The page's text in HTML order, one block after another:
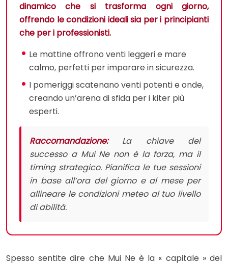
dinamico che si trasforma ogni giorno,
offrendo le condizioni ideali sia per i principianti
che per i professionisti.
Le mattine offrono venti leggeri e mare
calmo, perfetti per imparare in sicurezza.
I pomeriggi scatenano venti potenti e onde,
creando un’arena di sfida per i kiter più
esperti.
Raccomandazione:La chiave del
successo a Mui Ne non è la forza, ma il
timing strategico. Pianifica le tue sessioni
in base all’ora del giorno e al mese per
allineare le condizioni meteo al tuo livello
di abilità.
Spesso sentite dire che Mui Ne è la « capitale » del